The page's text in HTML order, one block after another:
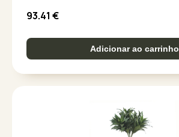
93.41 €
Adicionar ao carrinho